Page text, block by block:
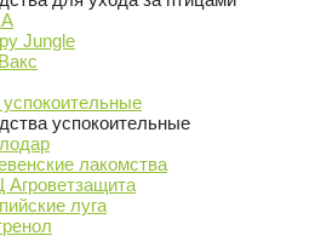
Jungle
успокоительные
лакомства
луга